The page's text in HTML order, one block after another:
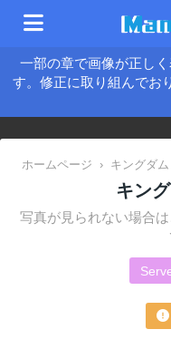
一部の章で画像が正し
す。修正に取り組んでお
ホームページ › キングダム
キン
写真が見られない場合